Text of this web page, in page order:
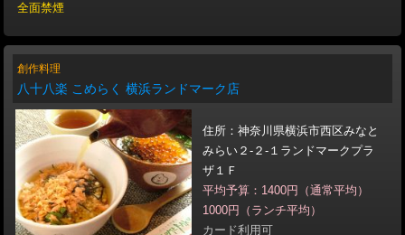
全面禁煙
創作料理
八十八楽 こめらく 横浜ランドマーク店
住所：神奈川県横浜市西区みなと
みらい２‐２‐１ランドマークプラ
ザ１Ｆ
平均予算：1400円（通常平均）
1000円（ランチ平均）
カード利用可